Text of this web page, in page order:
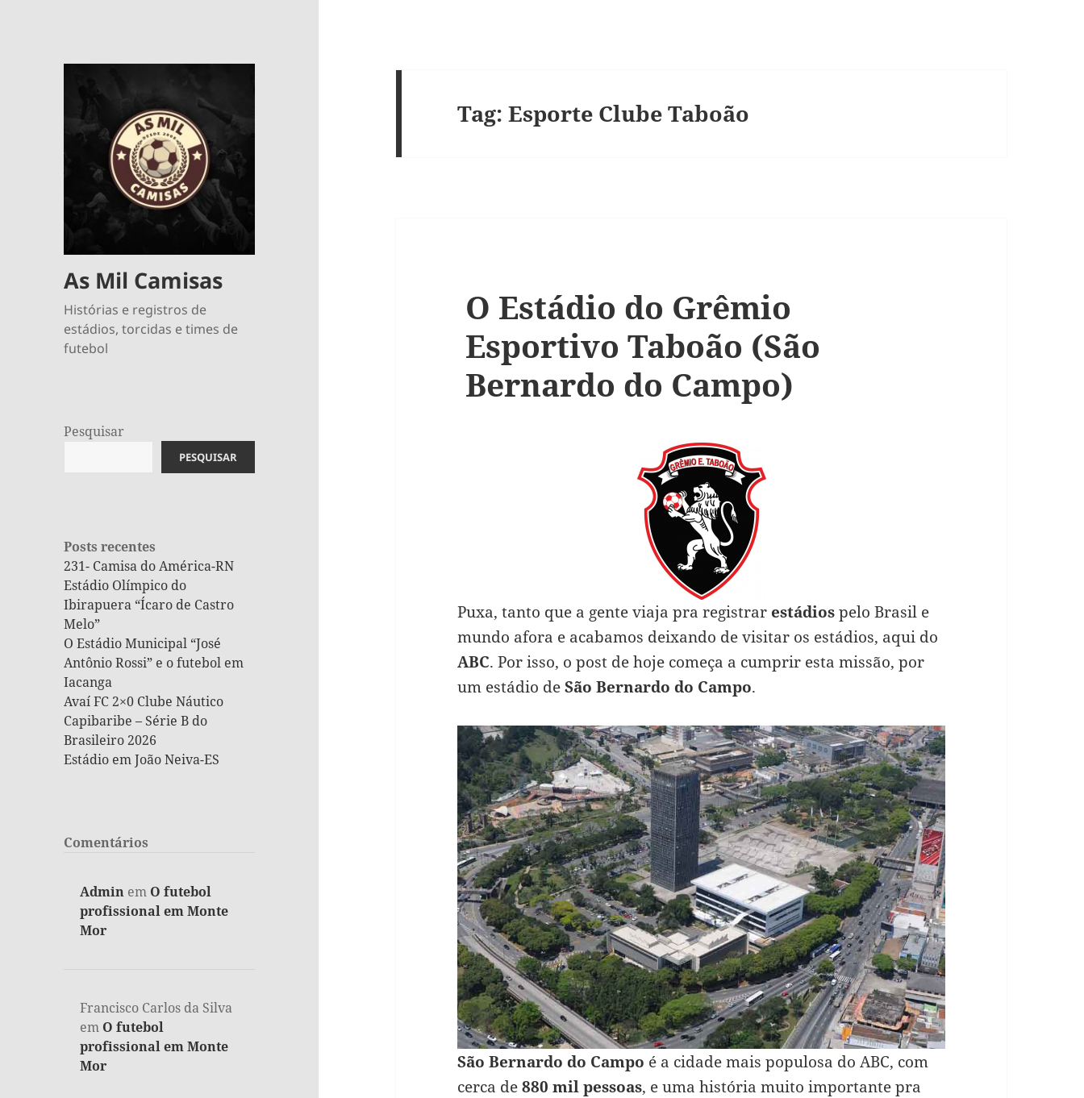
As Mil Camisas
Histórias e registros de
estádios, torcidas e times de
futebol
Pesquisar
PESQUISAR
Posts recentes
231- Camisa do América-RN
Estádio Olímpico do
Ibirapuera “Ícaro de Castro
Melo”
O Estádio Municipal “José
Antônio Rossi” e o futebol em
Iacanga
Avaí FC 2×0 Clube Náutico
Capibaribe – Série B do
Brasileiro 2026
Estádio em João Neiva-ES
Comentários
Admin em O futebol
profissional em Monte
Mor
Francisco Carlos da Silva
em O futebol
profissional em Monte
Mor
Tag: Esporte Clube Taboão
O Estádio do Grêmio
Esportivo Taboão (São
Bernardo do Campo)
Puxa, tanto que a gente viaja pra registrar estádiospelo Brasil e
mundo afora e acabamos deixando de visitar os estádios, aqui do
ABC. Por isso, o post de hoje começa a cumprir esta missão, por
um estádio deSão Bernardo do Campo.
São Bernardo do Campo é a cidade mais populosa do ABC, com
cerca de880 mil pessoas, e uma história muito importante pra